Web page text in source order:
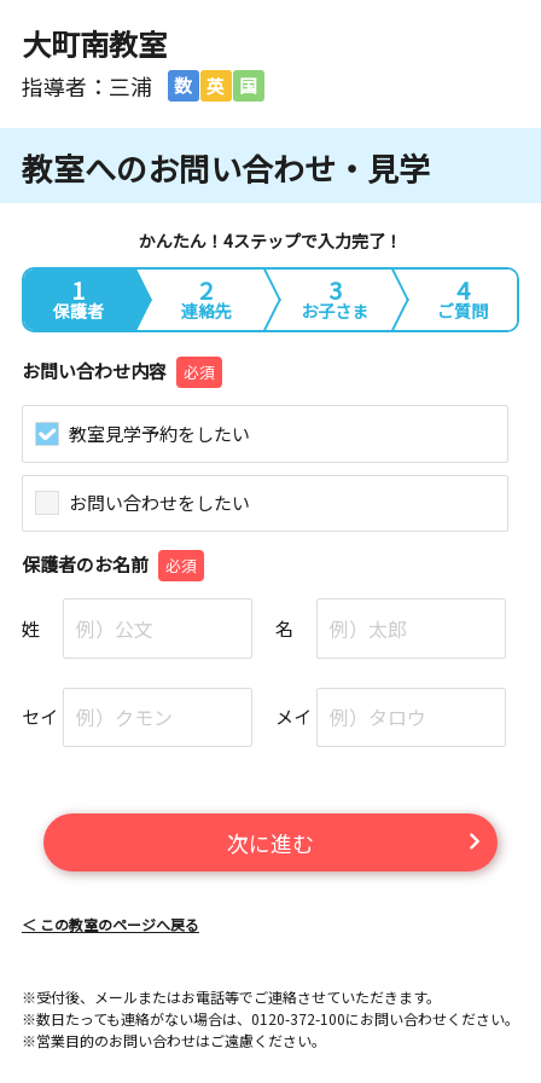
大町南教室
指導者：三浦 数 英 国
教室へのお問い合わせ・見学
かんたん！4ステップで入力完了！
1
保護者
2
連絡先
3
お子さま
4
ご質問
お問い合わせ内容 必須
教室見学予約をしたい
お問い合わせをしたい
保護者のお名前 必須
姓 名
セイ メイ
次に進む
＜ この教室のページへ戻る
※受付後、メールまたはお電話等でご連絡させていただきます。
※数日たっても連絡がない場合は、0120-372-100にお問い合わせください。
※営業目的のお問い合わせはご遠慮ください。